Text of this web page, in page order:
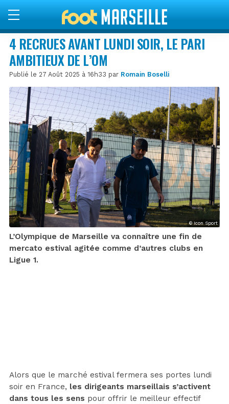
4 RECRUES AVANT LUNDI SOIR, LE PARI
AMBITIEUX DE L’OM
Publié le 27 Août 2025 à 16h33 par Romain Boselli
© Icon Sport
L’Olympique de Marseille va connaître une fin de
mercato estival agitée comme d’autres clubs en
Ligue 1.
Alors que le marché estival fermera ses portes lundi
soir en France, les dirigeants marseillais s’activent
dans tous les sens pour offrir le meilleur effectif